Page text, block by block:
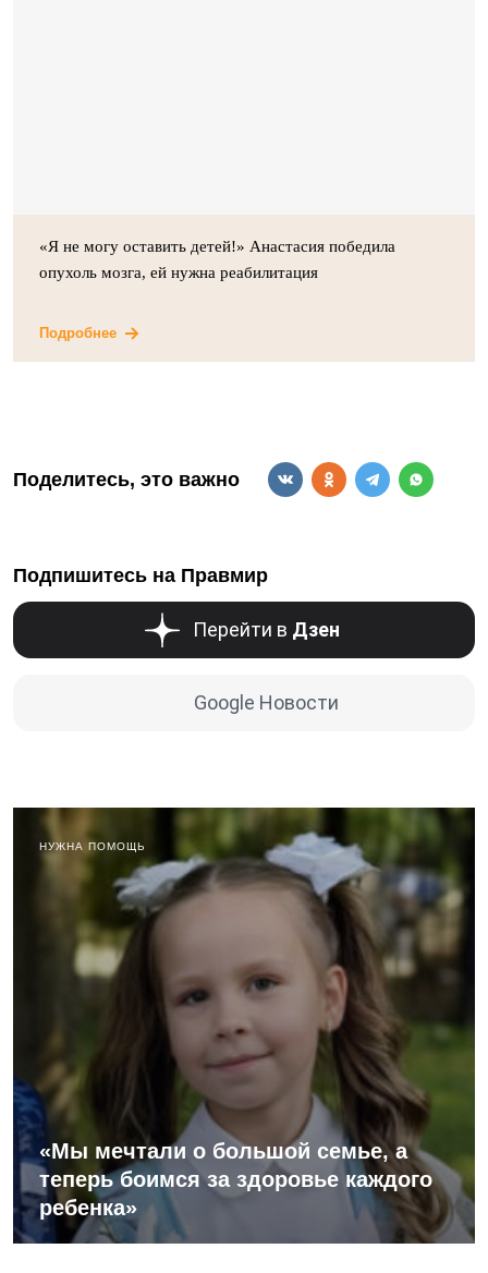
«Я не могу оставить детей!» Анастасия победила
опухоль мозга, ей нужна реабилитация
Подробнее
Поделитесь, это важно
Подпишитесь на Правмир
Перейти в Дзен
Google Новости
НУЖНА ПОМОЩЬ
«Мы мечтали о большой семье, а
теперь боимся за здоровье каждого
ребенка»